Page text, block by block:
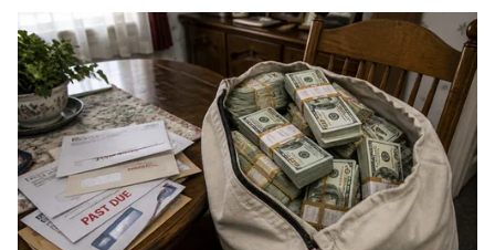
Image Credit : Gemini AI
ಮಿಥುನ ರಾಶಿ
ಈ ಅವಧಿಯಲ್ಲಿ, ಮಿಥುನ ರಾಶಿಯವರು ತಮ್ಮ
ವೃತ್ತಿಜೀವನದಲ್ಲಿ ಹೆಚ್ಚಿನ ಒತ್ತಡವನ್ನು ಎದುರಿಸಬೇಕಾಗುತ್ತದೆ.
ಶನಿಯು ನಿಮ್ಮ ವೃತ್ತಿಪರ ಜವಾಬ್ದಾರಿಗಳನ್ನು ಹೆಚ್ಚಿಸುತ್ತಾನೆ.